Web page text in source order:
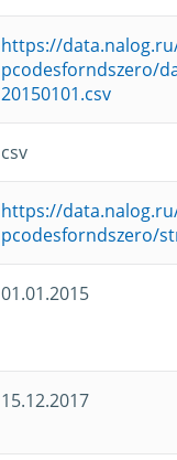
https://
pcodesforndszero/
20150101.csv
csv
https://
pcodesforndszero/
01.01.2015
15.12.2017